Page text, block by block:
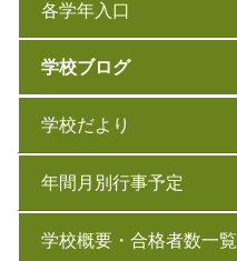
各学年入口
学校ブログ
学校だより
年間月別行事予定
学校概要・合格者数一覧